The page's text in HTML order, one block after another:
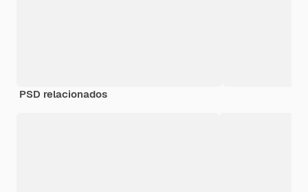
PSD relacionados